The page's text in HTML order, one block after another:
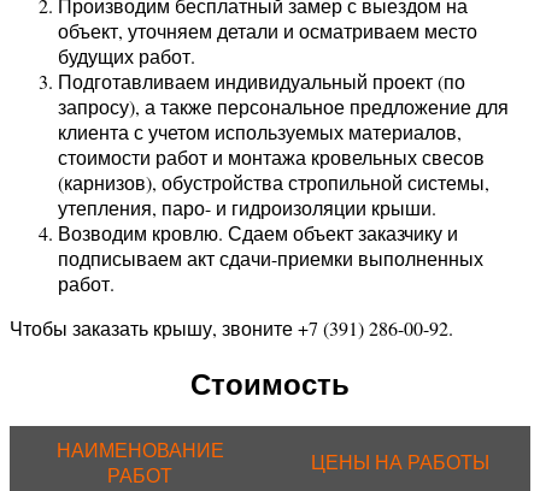
объект, уточняем детали и осматриваем место
будущих работ.
Подготавливаем индивидуальный проект (по
запросу), а также персональное предложение для
клиента с учетом используемых материалов,
стоимости работ и монтажа кровельных свесов
(карнизов), обустройства стропильной системы,
утепления, паро- и гидроизоляции крыши.
Возводим кровлю. Сдаем объект заказчику и
подписываем акт сдачи-приемки выполненных
работ.
Чтобы заказать крышу, звоните +7 (391) 286-00-92.
Стоимость
НАИМЕНОВАНИЕ
РАБОТ
ЦЕНЫ НА РАБОТЫ